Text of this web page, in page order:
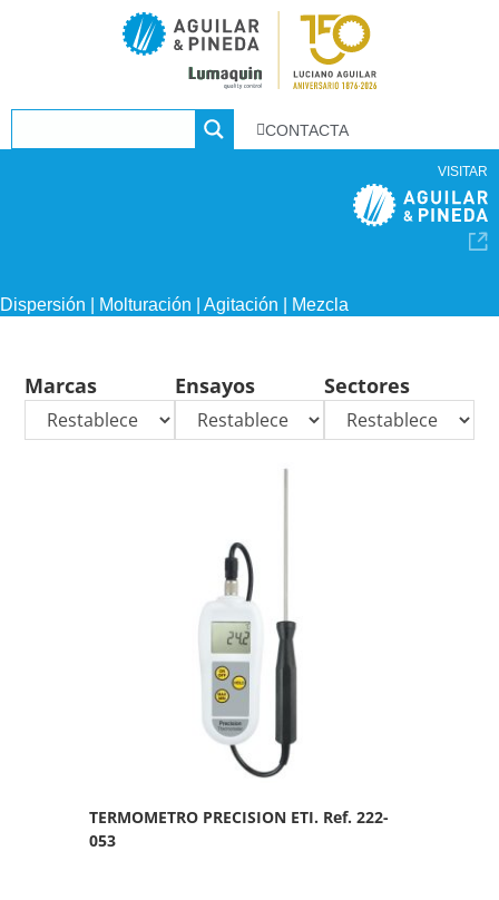
CONTACTA
VISITAR
Dispersión | Molturación | Agitación | Mezcla
Marcas Ensayos Sectores
TERMOMETRO PRECISION ETI. Ref. 222-
053